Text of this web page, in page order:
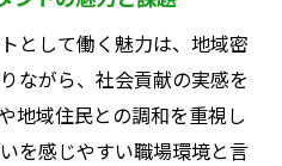
として働く魅力は、地域密
ながら、社会貢献の実感を
地域住民との調和を重視し
を感じやすい職場環境と言